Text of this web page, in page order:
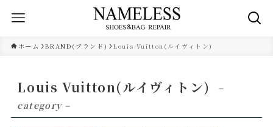
ホーム BRAND(ブランド) Louis Vuitton(ルイヴィトン)
Louis Vuitton(ルイヴィトン)
–
category –